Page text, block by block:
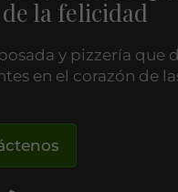
la felicidad
y pizzería que
en el corazón de